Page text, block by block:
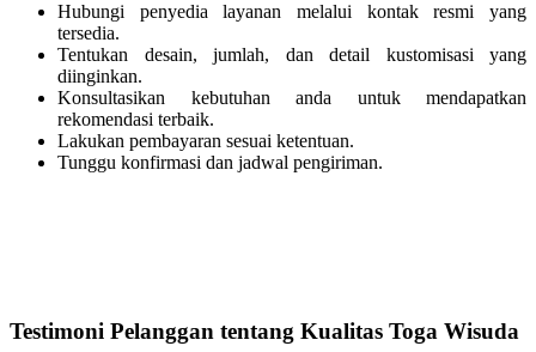
Hubungi penyedia layanan melalui kontak resmi yang
tersedia.
Tentukan desain, jumlah, dan detail kustomisasi yang
diinginkan.
Konsultasikan kebutuhan anda untuk mendapatkan
rekomendasi terbaik.
Lakukan pembayaran sesuai ketentuan.
Tunggu konfirmasi dan jadwal pengiriman.
Testimoni Pelanggan tentang Kualitas Toga Wisuda